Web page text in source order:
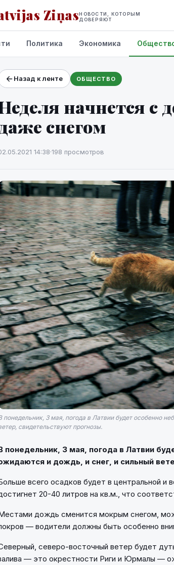
ZiņasНОВОСТИ, КОТОРЫМ
ДОВЕРЯЮТ
и сервисы
Политика Экономика
Назад к ленте ОБЩЕСТВО
начнется с
даже снегом
14:38·198 просмотров
понедельник, 3 мая, погода в Латвии будет особенно
свидетельствуют прогнозы.
понедельник, 3 мая, погода в Латвии
и дождь, и снег, и сильный
всего осадков будет в центральной и
20-40 литров на кв.м., что
дождь сменится мокрым снегом,
— водители должны быть особенно
северо-восточный ветер будет
— это окрестности Риги и Юрмалы —